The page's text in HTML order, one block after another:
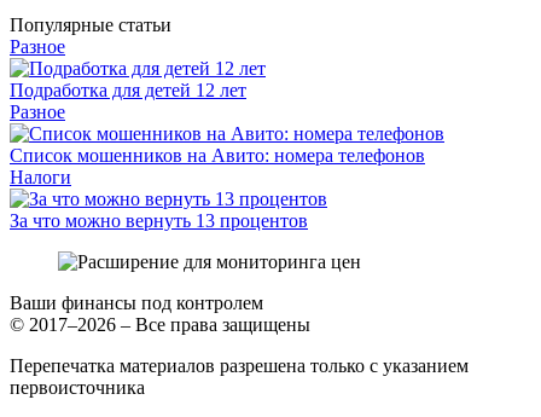
Популярные статьи
Разное
Подработка для детей 12 лет
Разное
Список мошенников на Авито: номера телефонов
Налоги
За что можно вернуть 13 процентов
Ваши финансы под контролем
© 2017–2026 – Все права защищены
Перепечатка материалов разрешена только с указанием
первоисточника